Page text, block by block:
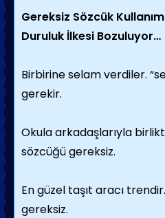
Gereksiz Sözcük
Duruluk İlkesi Bozuluyor…
Birbirine selam verdiler.
gerekir.
Okula arkadaşlarıyla
sözcüğü gereksiz.
En güzel taşıt aracı
gereksiz.